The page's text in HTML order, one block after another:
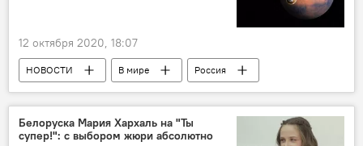
12 октября 2020, 18:07
НОВОСТИ В мире
Россия
Наука
Белоруска Мария Хархаль на "Ты
супер!": с выбором жюри абсолютно